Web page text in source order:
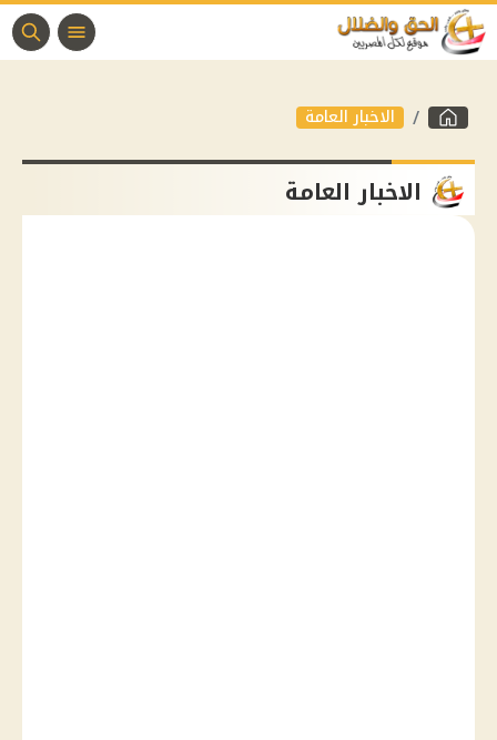
الاخبار العامة
الاخبار العامة